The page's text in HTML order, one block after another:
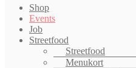
Shop
Events
Job
Streetfood
Streetfood
Menukort